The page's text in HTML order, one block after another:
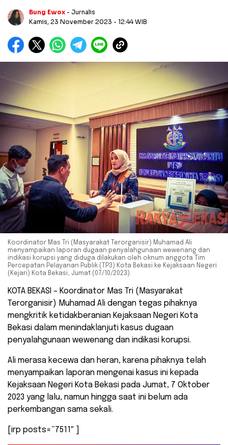
Bung Ewox - Jurnalis
Kamis, 23 November 2023 - 12:44 WIB
Koordinator Mas Tri (Masyarakat Terorganisir) Muhamad Ali
menyampaikan laporan dugaan penyalahgunaan wewenang dan
indikasi korupsi yang diduga dilakukan oleh oknum anggota Tim
Percepatan Pelayanan Publik (TP3) Kota Bekasi ke Kejaksaan Negeri
(Kejari) Kota Bekasi, Jumat (07/10/2023).
KOTA BEKASI – Koordinator Mas Tri (Masyarakat
Terorganisir) Muhamad Ali dengan tegas pihaknya
mengkritik ketidakberanian Kejaksaan Negeri Kota
Bekasi dalam menindaklanjuti kasus dugaan
penyalahgunaan wewenang dan indikasi korupsi.
Ali merasa kecewa dan heran, karena pihaknya telah
menyampaikan laporan mengenai kasus ini kepada
Kejaksaan Negeri Kota Bekasi pada Jumat, 7 Oktober
2023 yang lalu, namun hingga saat ini belum ada
perkembangan sama sekali.
[irp posts=”7511″ ]